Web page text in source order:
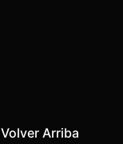
Volver Arriba